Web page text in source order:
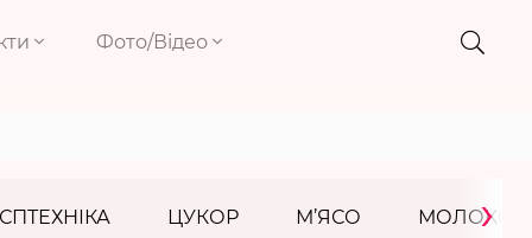
Фото/Відео
ЦУКОР М’ЯСО МОЛОКО
›